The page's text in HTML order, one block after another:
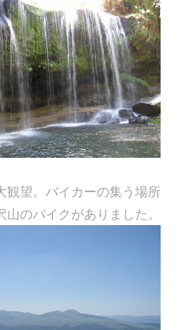
観望。バイカーの集う場所
のバイクがありました。